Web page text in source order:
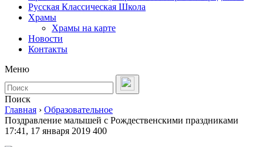
Русская Классическая Школа
Храмы
Храмы на карте
Новости
Контакты
Меню
Поиск
Главная › Образовательное
Поздравление малышей с Рождественскими праздниками
17:41, 17 января 2019 400